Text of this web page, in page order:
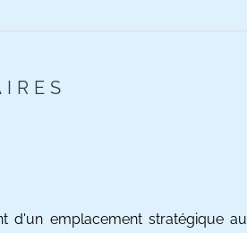
d'un emplacement stratégique au